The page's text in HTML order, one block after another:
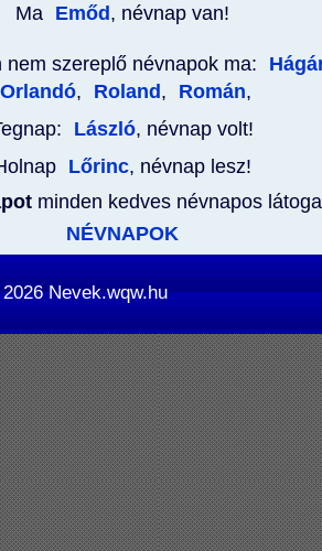
Ma Emőd, névnap van!
nem szereplő névnapok ma:
Orlandó, Roland, Román,
László, névnap volt!
Lőrinc, névnap lesz!
minden kedves névnapos
NÉVNAPOK
Nevek.wqw.hu